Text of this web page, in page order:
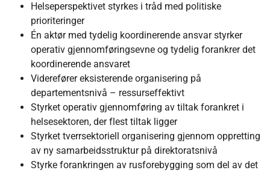
Helseperspektivet styrkes i tråd med politiske
prioriteringer​
Én aktør med tydelig koordinerende ansvar styrker
operativ gjennomføringsevne​ og tydelig forankrer det
koordinerende ansvaret
Viderefører eksisterende organisering på
departementsnivå – ressurseffektivt
Styrket operativ gjennomføring av tiltak forankret i
helsesektoren, der flest tiltak ligger
Styrket tverrsektoriell organisering gjennom oppretting
av ny samarbeidsstruktur på direktoratsnivå
Styrke forankringen av rusforebygging som del av det